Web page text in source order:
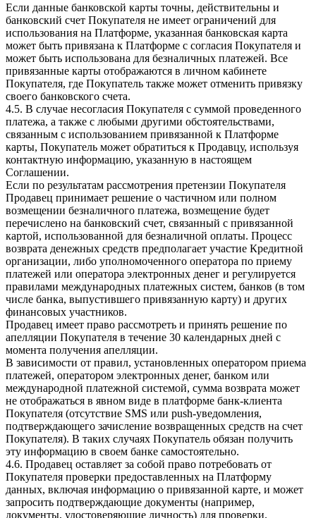
Если данные банковской карты точны, действительны и
банковский счет Покупателя не имеет ограничений для
использования на Платформе, указанная банковская карта
может быть привязана к Платформе с согласия Покупателя и
может быть использована для безналичных платежей. Все
привязанные карты отображаются в личном кабинете
Покупателя, где Покупатель также может отменить привязку
своего банковского счета.
4.5. В случае несогласия Покупателя с суммой проведенного
платежа, а также с любыми другими обстоятельствами,
связанным с использованием привязанной к Платформе
карты, Покупатель может обратиться к Продавцу, используя
контактную информацию, указанную в настоящем
Соглашении.
Если по результатам рассмотрения претензии Покупателя
Продавец принимает решение о частичном или полном
возмещении безналичного платежа, возмещение будет
перечислено на банковский счет, связанный с привязанной
картой, использованной для безналичной оплаты. Процесс
возврата денежных средств предполагает участие Кредитной
организации, либо уполномоченного оператора по приему
платежей или оператора электронных денег и регулируется
правилами международных платежных систем, банков (в том
числе банка, выпустившего привязанную карту) и других
финансовых участников.
Продавец имеет право рассмотреть и принять решение по
апелляции Покупателя в течение 30 календарных дней с
момента получения апелляции.
В зависимости от правил, установленных оператором приема
платежей, оператором электронных денег, банком или
международной платежной системой, сумма возврата может
не отображаться в явном виде в платформе банк-клиента
Покупателя (отсутствие SMS или push-уведомления,
подтверждающего зачисление возвращенных средств на счет
Покупателя). В таких случаях Покупатель обязан получить
эту информацию в своем банке самостоятельно.
4.6. Продавец оставляет за собой право потребовать от
Покупателя проверки предоставленных на Платформу
данных, включая информацию о привязанной карте, и может
запросить подтверждающие документы (например,
документы, удостоверяющие личность) для проверки.